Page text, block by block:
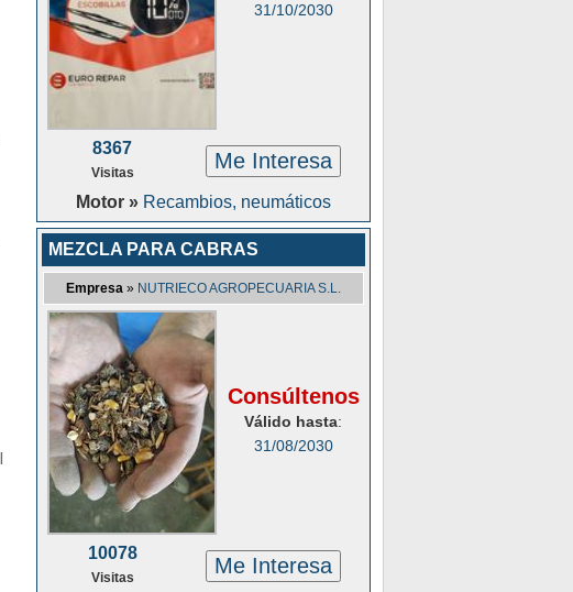
31/10/2030
8367
Visitas Me Interesa
Motor » Recambios, neumáticos
MEZCLA PARA CABRAS
Empresa » NUTRIECO AGROPECUARIA S.L.
Consúltenos
Válido hasta:
31/08/2030
10078
Visitas Me Interesa